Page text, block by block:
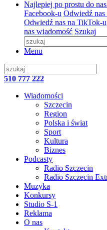
Najlepiej po prostu do
Facebook-u Odwiedź nas
Odwiedź nas na TikTok-u
nas wiadomość Szukaj
Menu
510 777 222
Wiadomości
Szczecin
Region
Polska i świat
Sport
Kultura
Biznes
Podcasty
Radio Szczecin
Radio Szczecin
Muzyka
Konkursy
Studio S-1
Reklama
O nas